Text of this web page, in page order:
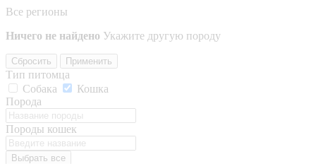
Все регионы
Ничего не найдено Укажите другую породу
Сбросить Применить
Тип питомца
Собака
Кошка
Порода
Породы кошек
Выбрать все